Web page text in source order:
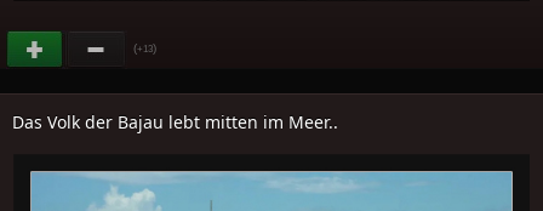
(+13)
Das Volk der Bajau lebt mitten im Meer..